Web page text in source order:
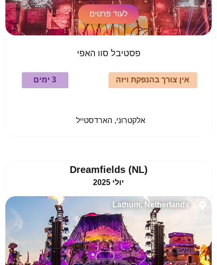
לעוד פרטים
פסטיבל סוו האפי
אין צורך בהנפקת ויזה 3 ימים
(Dreamfields (NL
יולי 2025
Lathum, Netherlands